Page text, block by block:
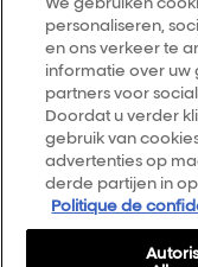
14, rue Royale 75008
Plan du site
Conditions générales
personaliseren,
en ons verkeer te
informatie over uw
partners voor
Doordat u verder
gebruik van
advertenties op
derde partijen in
Politique de